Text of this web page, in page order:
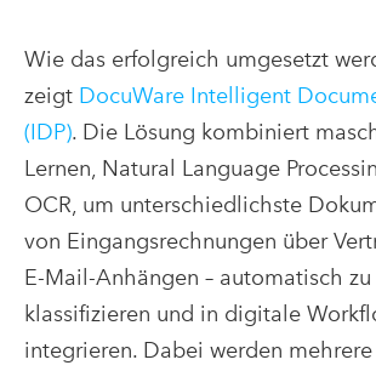
Wie das erfolgreich umgesetzt
zeigt DocuWare Intelligent
(IDP). Die Lösung kombiniert
Lernen, Natural Language
OCR, um unterschiedlichste
von Eingangsrechnungen über
E-Mail-Anhängen – automatisch zu
klassifizieren und in digitale
integrieren. Dabei werden